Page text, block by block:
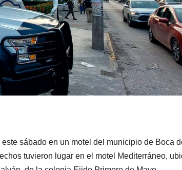
sábado en un motel del municipio de Boca
tuvieron lugar en el motel Mediterráneo,